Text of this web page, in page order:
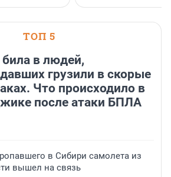
ТОП 5
била в людей,
грузили в скорые
Что происходило в
после атаки БПЛА
в Сибири самолета из
вышел на связь